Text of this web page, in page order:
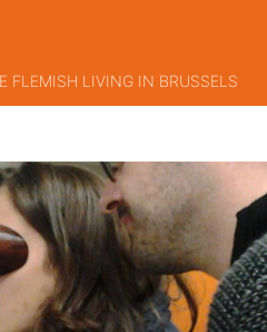
FLEMISH LIVING IN BRUSSELS
Search by site